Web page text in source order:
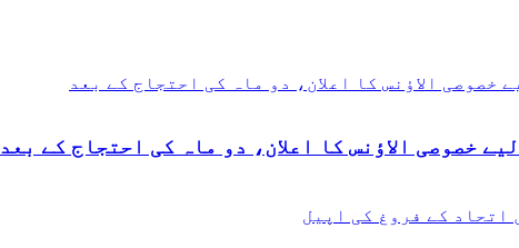
خصوصی الاؤنس کا اعلان، دو ماہ کی احتجاج کے بعد